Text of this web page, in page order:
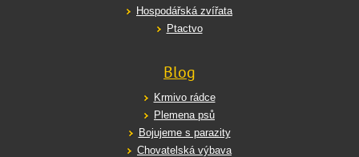
Hospodářská zvířata
Ptactvo
Blog
Krmivo rádce
Plemena psů
Bojujeme s parazity
Chovatelská výbava